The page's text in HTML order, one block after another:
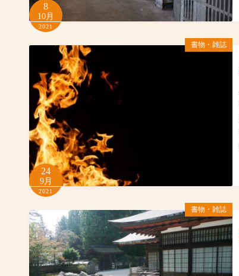
8
10月
2021
書物・雑誌
24
9月
2021
書物・雑誌